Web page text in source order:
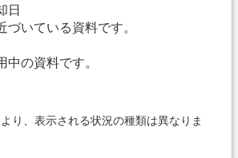
日
づいている資料です。
中の資料です。
り、表示される状況の種類は異なりま